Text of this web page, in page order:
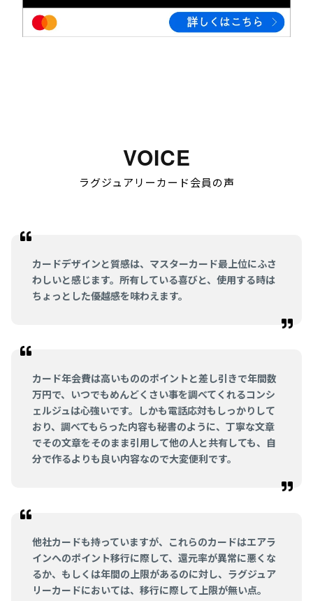
VOICE
ラグジュアリーカード会員の声
カードデザインと質感は、マスターカード最上位にふさ
わしいと感じます。所有している喜びと、使用する時は
ちょっとした優越感を味わえます。
カード年会費は高いもののポイントと差し引きで年間数
万円で、いつでもめんどくさい事を調べてくれるコンシ
ェルジュは心強いです。しかも電話応対もしっかりして
おり、調べてもらった内容も秘書のように、丁寧な文章
でその文章をそのまま引用して他の人と共有しても、自
分で作るよりも良い内容なので大変便利です。
他社カードも持っていますが、これらのカードはエアラ
インへのポイント移行に際して、還元率が異常に悪くな
るか、もしくは年間の上限があるのに対し、ラグジュア
リーカードにおいては、移行に際して上限が無い点。